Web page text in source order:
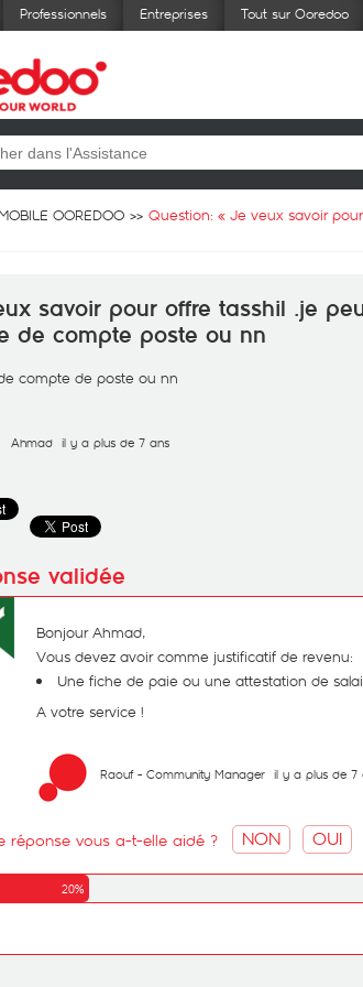
Professionnels Entreprises Tout sur Ooredoo
MOBILE OOREDOO Question: « Je veux savoir
savoir pour offre tasshil .je
de compte poste ou nn
compte de poste ou nn
Ahmad il y a plus de 7 ans
Bonjour Ahmad,
Vous devez avoir comme justificatif de revenu:
Une fiche de paie ou une attestation de
A votre service !
Raouf - Community Manager il y a plus de 7
réponse vous a-t-elle aidé ? NON OUI
20%